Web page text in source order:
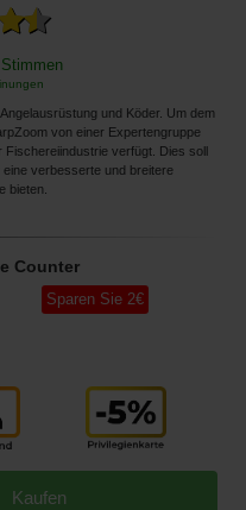
und Köder. Um dem
von einer Expertengruppe
Fischereiindustrie verfügt. Dies soll
verbesserte und breitere
bieten.
Counter
Sparen Sie 2€
Kaufen